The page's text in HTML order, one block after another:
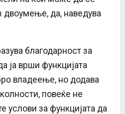
двоумење, да, наведува
благодарност за
ја врши функцијата
владеење, но додава
повеќе не
услови за функцијата да